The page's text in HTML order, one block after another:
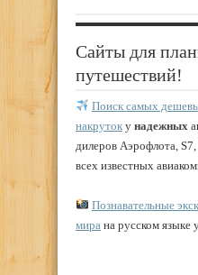
Сайты для
путешествий!
Поиск самых
накруток у надежных
дилеров Аэрофлота,
всех известных
Познавательные
мира на русском языке